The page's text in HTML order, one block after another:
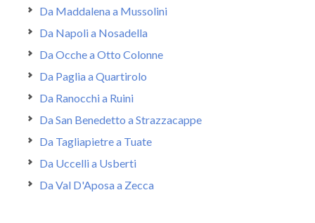
Da Maddalena a Mussolini
Da Napoli a Nosadella
Da Ocche a Otto Colonne
Da Paglia a Quartirolo
Da Ranocchi a Ruini
Da San Benedetto a Strazzacappe
Da Tagliapietre a Tuate
Da Uccelli a Usberti
Da Val D'Aposa a Zecca